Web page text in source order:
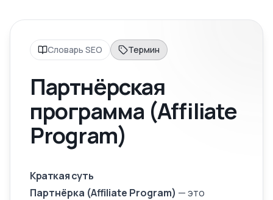
Словарь SEO Термин
Партнёрская
программа (Affiliate
Program)
Краткая суть
Партнёрка (Affiliate Program) — это